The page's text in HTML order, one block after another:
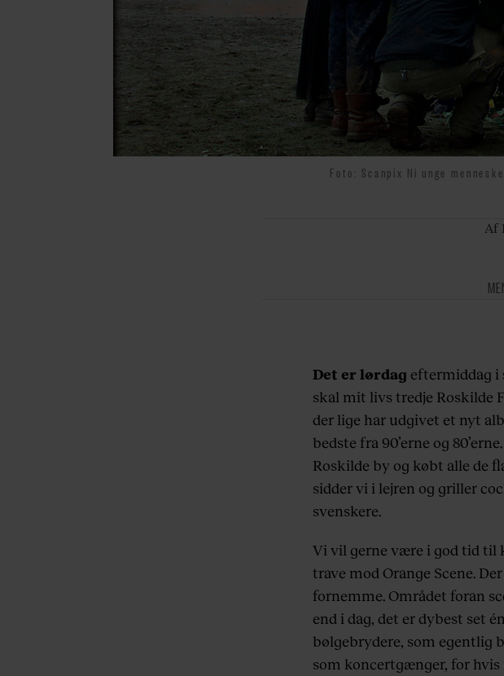
Foto: Scanpix Ni unge
Af
Det er lørdag eftermiddag i
skal mit livs tredje Roskilde
der lige har udgivet et nyt
bedste fra 90’erne og
Roskilde by og købt alle de
sidder vi i lejren og griller
svenskere.
Vi vil gerne være i god tid til
trave mod Orange Scene.
fornemme. Området foran
end i dag, det er dybest set
bølgebrydere, som egentlig
som koncertgænger, for hvis